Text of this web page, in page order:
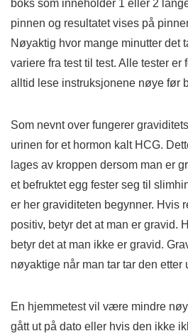
boks som inneholder 1 eller 2
pinnen og resultatet vises på
Nøyaktig hvor mange minutter det
variere fra test til test. Alle tester
alltid lese instruksjonene nøye før
Som nevnt over fungerer
urinen for et hormon kalt HCG.
lages av kroppen dersom man er
et befruktet egg fester seg til
er her graviditeten begynner. Hvis
positiv, betyr det at man er gravid.
betyr det at man ikke er gravid.
nøyaktige når man tar tar den etter
En hjemmetest vil være mindre
gått ut på dato eller hvis den ikke